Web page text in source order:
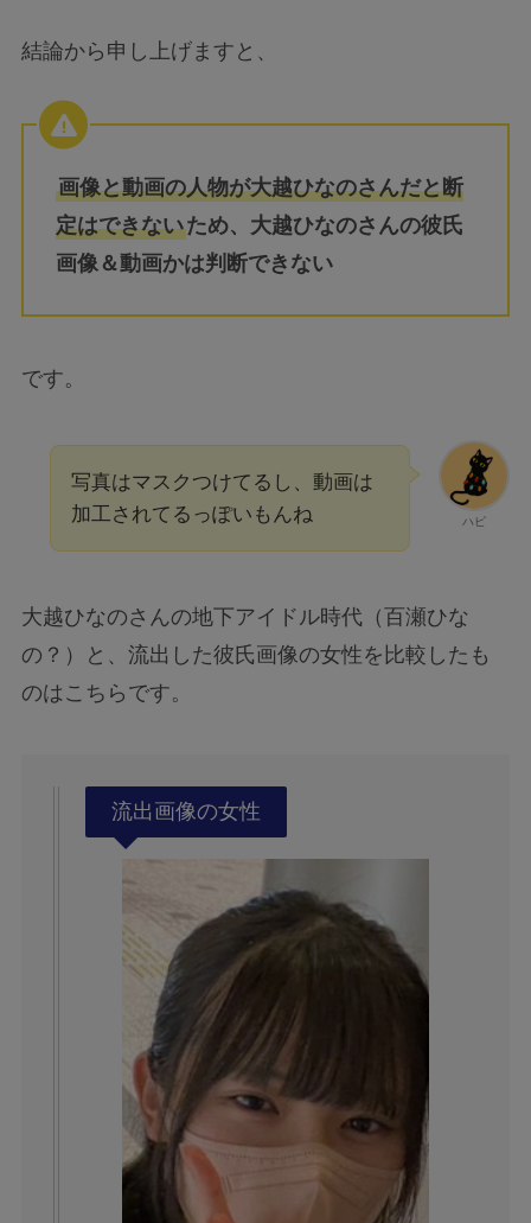
結論から申し上げますと、
画像と動画の人物が大越ひなのさんだと断
定はできないため、大越ひなのさんの彼氏
画像＆動画かは判断できない
です。
ハピ
写真はマスクつけてるし、動画は
加工されてるっぽいもんね
大越ひなのさんの地下アイドル時代（百瀬ひな
の？）と、流出した彼氏画像の女性を比較したも
のはこちらです。
流出画像の女性